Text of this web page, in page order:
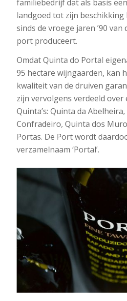
familiebedrijf dat als basis
landgoed tot zijn
sinds de vroege jaren ’90
port produceert.
Omdat Quinta do Portal
95 hectare wijngaarden, kan
kwaliteit van de druiven
zijn vervolgens verdeeld
Quinta’s: Quinta da
Confradeiro, Quinta dos
Portas. De Port wordt
verzamelnaam ‘Portal’.